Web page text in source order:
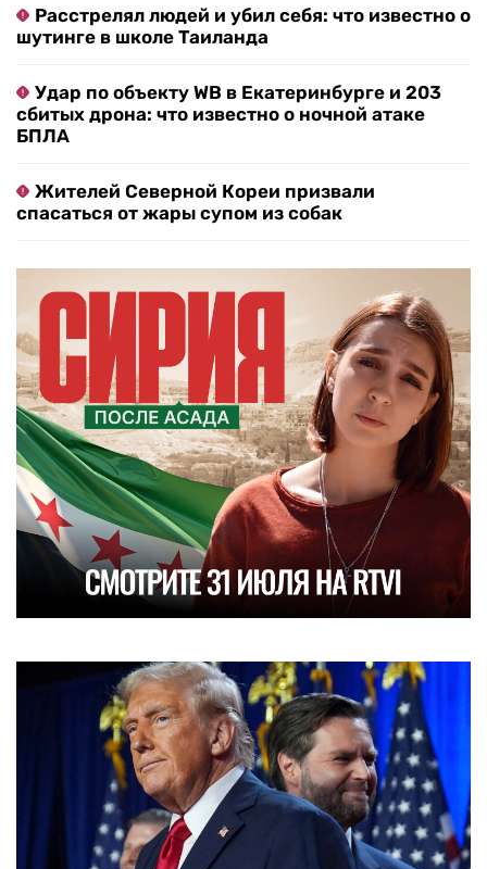
Расстрелял людей и убил себя: что известно о
шутинге в школе Таиланда
Удар по объекту WB в Екатеринбурге и 203
сбитых дрона: что известно о ночной атаке
БПЛА
Жителей Северной Кореи призвали
спасаться от жары супом из собак